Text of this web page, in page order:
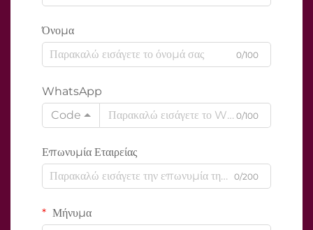
Όνομα
0/100
WhatsApp
Code
0/100
Επωνυμία Εταιρείας
0/200
Μήνυμα